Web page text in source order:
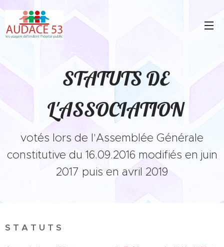
STATUTS DE
L'ASSOCIATION
votés lors de l'Assemblée Générale
constitutive du 16.09.2016 modifiés en juin
2017 puis en avril 2019
S T A T U T S